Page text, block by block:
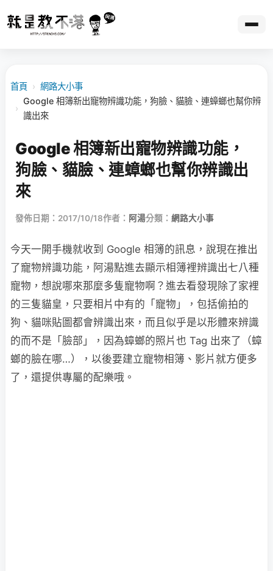
首頁 › 網路大小事
›
Google 相簿新出寵物辨識功能，狗臉、貓臉、連蟑螂也幫你辨
識出來
Google 相簿新出寵物辨識功能，
狗臉、貓臉、連蟑螂也幫你辨識出
來
發佈日期：2017/10/18作者： 阿湯分類： 網路大小事
今天一開手機就收到 Google 相簿的訊息，說現在推出
了寵物辨識功能，阿湯點進去顯示相簿裡辨識出七八種
寵物，想說哪來那麼多隻寵物啊？進去看發現除了家裡
的三隻貓皇，只要相片中有的「寵物」，包括偷拍的
狗、貓咪貼圖都會辨識出來，而且似乎是以形體來辨識
的而不是「臉部」，因為蟑螂的照片也 Tag 出來了（蟑
螂的臉在哪…），以後要建立寵物相簿、影片就方便多
了，還提供專屬的配樂哦。